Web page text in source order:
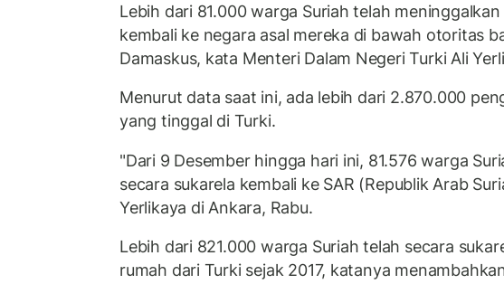
Lebih dari 81.000 warga Suriah telah
kembali ke negara asal mereka di bawah otoritas
Damaskus, kata Menteri Dalam Negeri Turki Ali
Menurut data saat ini, ada lebih dari 2.870.000
yang tinggal di Turki.
"Dari 9 Desember hingga hari ini, 81.576 warga
secara sukarela kembali ke SAR (Republik Arab
Yerlikaya di Ankara, Rabu.
Lebih dari 821.000 warga Suriah telah secara
rumah dari Turki sejak 2017, katanya